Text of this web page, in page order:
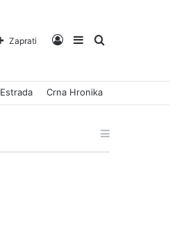
Pretraga
Sidebar
Log
Zaprati
Estrada Crna Hronika